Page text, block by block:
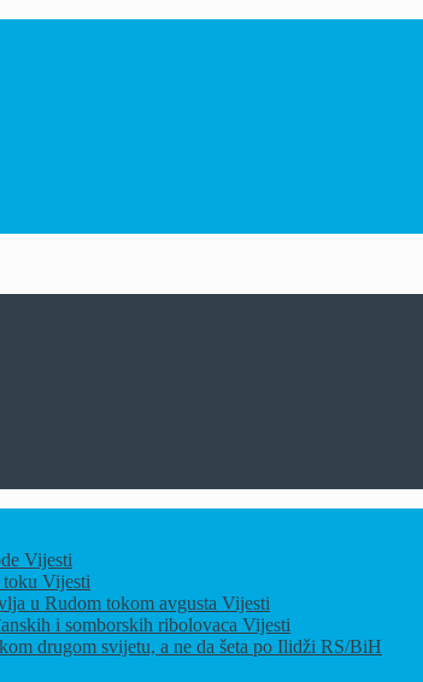
Vijesti
Vijesti
u Rudom tokom avgusta Vijesti
i somborskih ribolovaca Vijesti
drugom svijetu, a ne da šeta po Ilidži RS/BiH